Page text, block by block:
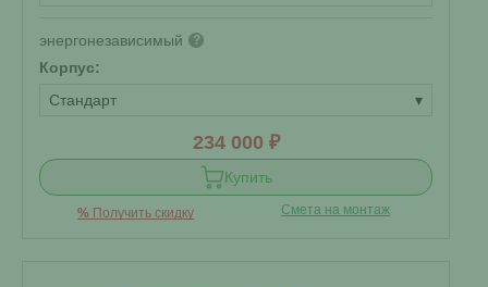
энергонезависимый ?
Корпус:
Стандарт
▾
234 000 ₽
Купить
% Получить скидку Смета на монтаж